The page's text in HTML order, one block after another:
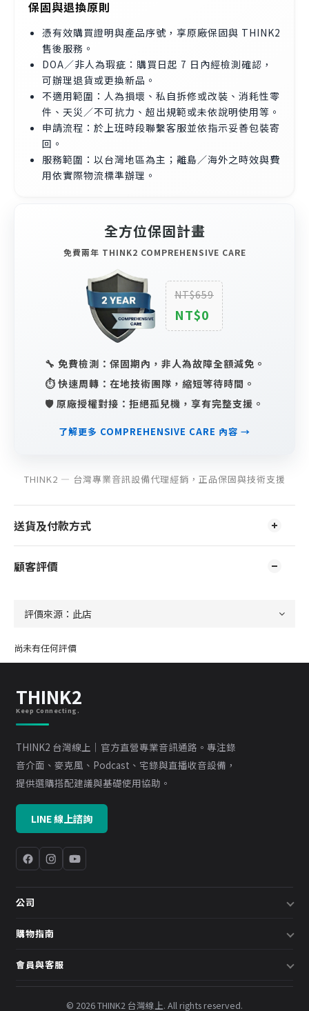
保固與退換原則
憑有效購買證明與產品序號，享原廠保固與 THINK2
售後服務。
DOA／非人為瑕疵：購買日起 7 日內經檢測確認，
可辦理退貨或更換新品。
不適用範圍：人為損壞、私自拆修或改裝、消耗性零
件、天災／不可抗力、超出規範或未依說明使用等。
申請流程：於上班時段聯繫客服並依指示妥善包裝寄
回。
服務範圍：以台灣地區為主；離島／海外之時效與費
用依實際物流標準辦理。
全方位保固計畫
免費兩年 THINK2 COMPREHENSIVE CARE
NT$659
NT$0
🔧 免費檢測：保固期內，非人為故障全額減免。
⏱️ 快速周轉：在地技術團隊，縮短等待時間。
🛡️ 原廠授權對接：拒絕孤兒機，享有完整支援。
了解更多 COMPREHENSIVE CARE 內容 →
THINK2 — 台灣專業音訊設備代理經銷，正品保固與技術支援
送貨及付款方式
顧客評價
尚未有任何評價
THINK2
Keep Connecting.
THINK2 台灣線上｜官方直營專業音訊通路。專注錄
音介面、麥克風、Podcast、宅錄與直播收音設備，
提供選購搭配建議與基礎使用協助。
LINE 線上諮詢
公司
關於我們
預約諮詢
購物指南
配送說明
會員與客服
會員中心
© 2026 THINK2 台灣線上. All rights reserved.